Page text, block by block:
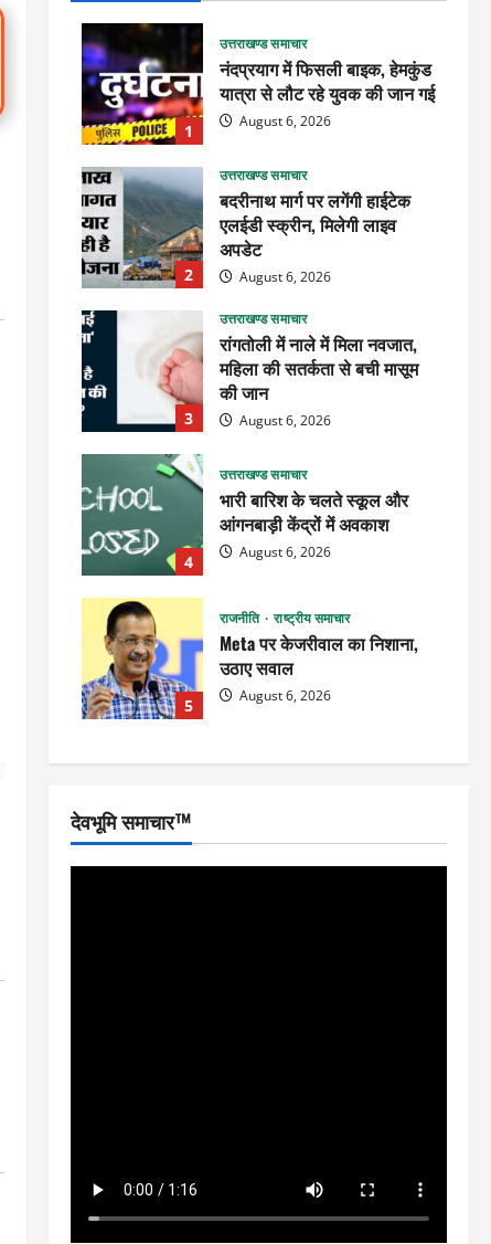
1
उत्तराखण्ड समाचार
नंदप्रयाग में फिसली बाइक, हेमकुंड
यात्रा से लौट रहे युवक की जान गई
August 6, 2026
2
उत्तराखण्ड समाचार
बदरीनाथ मार्ग पर लगेंगी हाईटेक
एलईडी स्क्रीन, मिलेगी लाइव
अपडेट
August 6, 2026
3
उत्तराखण्ड समाचार
रांगतोली में नाले में मिला नवजात,
महिला की सतर्कता से बची मासूम
की जान
August 6, 2026
4
उत्तराखण्ड समाचार
भारी बारिश के चलते स्कूल और
आंगनबाड़ी केंद्रों में अवकाश
August 6, 2026
5
राजनीति राष्ट्रीय समाचार
Meta पर केजरीवाल का निशाना,
उठाए सवाल
August 6, 2026
देवभूमि समाचार™